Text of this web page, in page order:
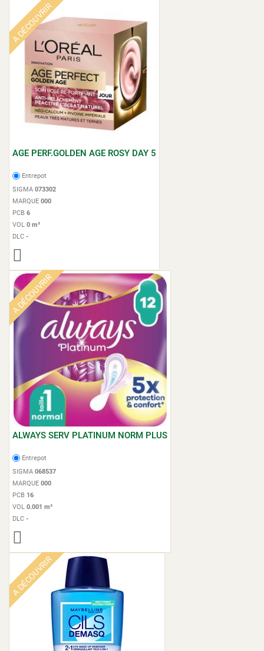
A DÉCOUVRIR
AGE PERF.GOLDEN AGE ROSY DAY 5
Entrepot
SIGMA 073302
MARQUE 000
PCB 6
VOL 0 m³
DLC -
A DÉCOUVRIR
ALWAYS SERV PLATINUM NORM PLUS
Entrepot
SIGMA 068537
MARQUE 000
PCB 16
VOL 0.001 m³
DLC -
A DÉCOUVRIR